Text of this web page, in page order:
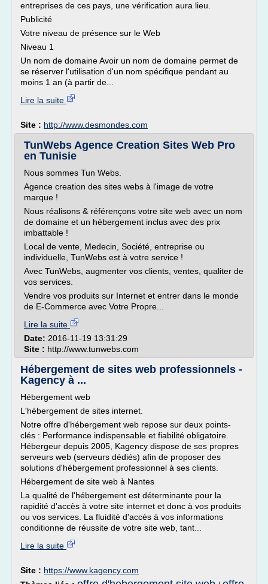
entreprises de ces pays, une vérification aura lieu.
Publicité
Votre niveau de présence sur le Web
Niveau 1
Un nom de domaine Avoir un nom de domaine permet de
se réserver l'utilisation d'un nom spécifique pendant au
moins 1 an (à partir de...
Lire la suite
Site : http://www.desmondes.com
TunWebs Agence Creation Sites Web Pro
en Tunisie
Nous sommes Tun Webs.
Agence creation des sites webs à l'image de votre
marque !
Nous réalisons & référençons votre site web avec un nom
de domaine et un hébergement inclus avec des prix
imbattable !
Local de vente, Medecin, Société, entreprise ou
individuelle, TunWebs est à votre service !
Avec TunWebs, augmenter vos clients, ventes, qualiter de
vos services.
Vendre vos produits sur Internet et entrer dans le monde
de E-Commerce avec Votre Propre...
Lire la suite
Date: 2016-11-19 13:31:29
Site : http://www.tunwebs.com
Hébergement de sites web professionnels -
Kagency à ...
Hébergement web
L'hébergement de sites internet.
Notre offre d'hébergement web repose sur deux points-
clés : Performance indispensable et fiabilité obligatoire.
Hébergeur depuis 2005, Kagency dispose de ses propres
serveurs web (serveurs dédiés) afin de proposer des
solutions d'hébergement professionnel à ses clients.
Hébergement de site web à Nantes
La qualité de l'hébergement est déterminante pour la
rapidité d'accès à votre site internet et donc à vos produits
ou vos services. La fluidité d'accès à vos informations
conditionne de réussite de votre site web, tant...
Lire la suite
Site : https://www.kagency.com